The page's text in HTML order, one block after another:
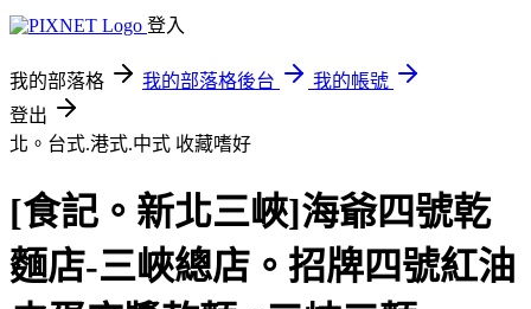
登入
我的部落格 我的部落格後台
我的帳號
登出
北。台式.港式.中式 收藏嗜好
[食記。新北三峽]海爺四號乾
麵店-三峽總店。招牌四號紅油